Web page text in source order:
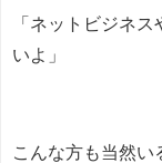
「ネットビジネ
いよ」
こんな方も当然い